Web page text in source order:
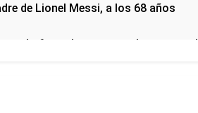
de Lionel Messi, a los 68 años
formalmente por abuso sexual